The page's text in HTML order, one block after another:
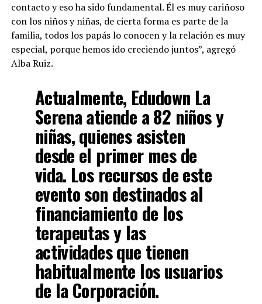
contacto y eso ha sido fundamental. Él es muy cariñoso
con los niños y niñas, de cierta forma es parte de la
familia, todos los papás lo conocen y la relación es muy
especial, porque hemos ido creciendo juntos”, agregó
Alba Ruiz.
Actualmente, Edudown La
Serena atiende a 82 niños y
niñas, quienes asisten
desde el primer mes de
vida. Los recursos de este
evento son destinados al
financiamiento de los
terapeutas y las
actividades que tienen
habitualmente los usuarios
de la Corporación.